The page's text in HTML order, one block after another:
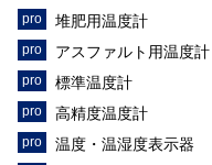
堆肥用温度計
アスファルト用温度計
標準温度計
高精度温度計
温度・温湿度表示器